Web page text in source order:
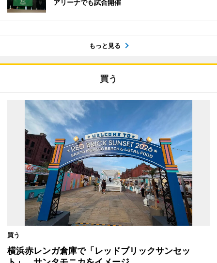
アリーナでも試合開催
もっと見る
買う
買う
横浜赤レンガ倉庫で「レッドブリックサンセッ